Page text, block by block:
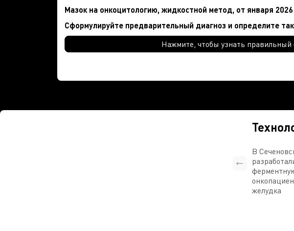
Мазок на онкоцитологию, жидкостной метод, от января 2026
Cформулируйте предварительный диагноз и определите
Нажмите, чтобы узнать правильный
В
желудка